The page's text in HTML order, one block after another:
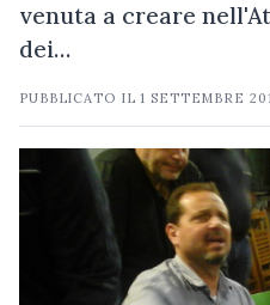
venuta a creare
dei…
PUBBLICATO IL1 SETTEMBRE